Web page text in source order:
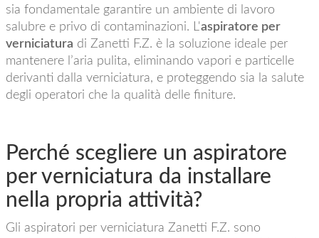
sia fondamentale garantire un ambiente di lavoro
salubre e privo di contaminazioni. L'aspiratore per
verniciatura di Zanetti F.Z. è la soluzione ideale per
mantenere l’aria pulita, eliminando vapori e particelle
derivanti dalla verniciatura, e proteggendo sia la salute
degli operatori che la qualità delle finiture.
Perché scegliere un aspiratore
per verniciatura da installare
nella propria attività?
Gli aspiratori per verniciatura Zanetti F.Z. sono